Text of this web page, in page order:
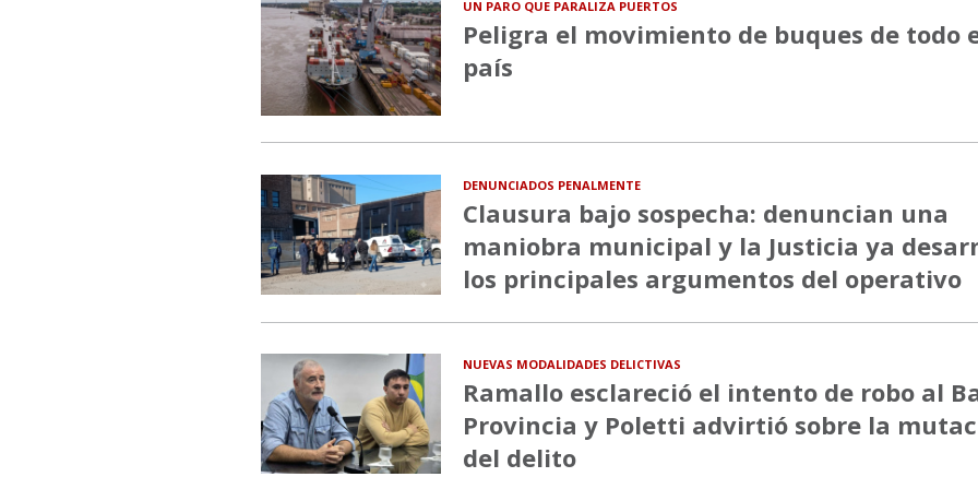
UN PARO QUE PARALIZA PUERTOS
Peligra el movimiento de buques de todo
país
DENUNCIADOS PENALMENTE
Clausura bajo sospecha: denuncian una
maniobra municipal y la Justicia ya
los principales argumentos del operativo
NUEVAS MODALIDADES DELICTIVAS
Ramallo esclareció el intento de robo al
Provincia y Poletti advirtió sobre la
del delito